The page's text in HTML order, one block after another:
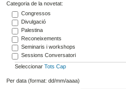
Categoria de la novetat:
Congressos
Divulgació
Palestina
Reconeixements
Seminaris i workshops
Sessions Conversatori
Seleccionar Tots Cap
Per data (format: dd/mm/aaaa)